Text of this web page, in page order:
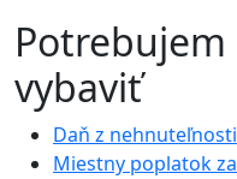
Potrebujem
vybaviť
Daň z nehnuteľnosti
Miestny poplatok za